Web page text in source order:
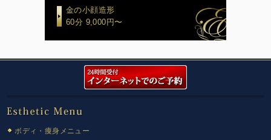
金の小顔造形
60分 9,000円〜
ボディ・痩身メニュー